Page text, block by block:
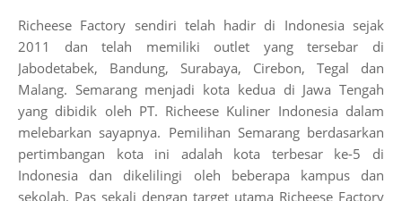
Richeese Factory sendiri telah hadir di Indonesia sejak
2011 dan telah memiliki outlet yang tersebar di
Jabodetabek, Bandung, Surabaya, Cirebon, Tegal dan
Malang. Semarang menjadi kota kedua di Jawa Tengah
yang dibidik oleh PT. Richeese Kuliner Indonesia dalam
melebarkan sayapnya. Pemilihan Semarang berdasarkan
pertimbangan kota ini adalah kota terbesar ke-5 di
Indonesia dan dikelilingi oleh beberapa kampus dan
sekolah. Pas sekali dengan target utama Richeese Factory